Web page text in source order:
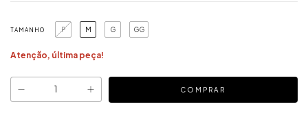
TAMANHO P M G GG
Atenção, última peça!